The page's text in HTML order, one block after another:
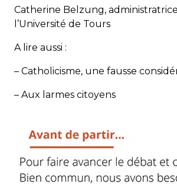
Catherine Belzung,
l’Université de Tours
A lire aussi :
– Catholicisme, une fausse
– Aux larmes citoyens